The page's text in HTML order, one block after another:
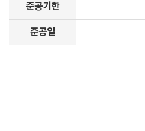
준공기한
준공일